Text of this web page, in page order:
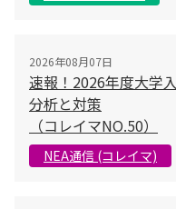
2026年08月07日
速報！2026年度大学
分析と対策
（コレイマNO.50）
NEA通信 (コレイマ)